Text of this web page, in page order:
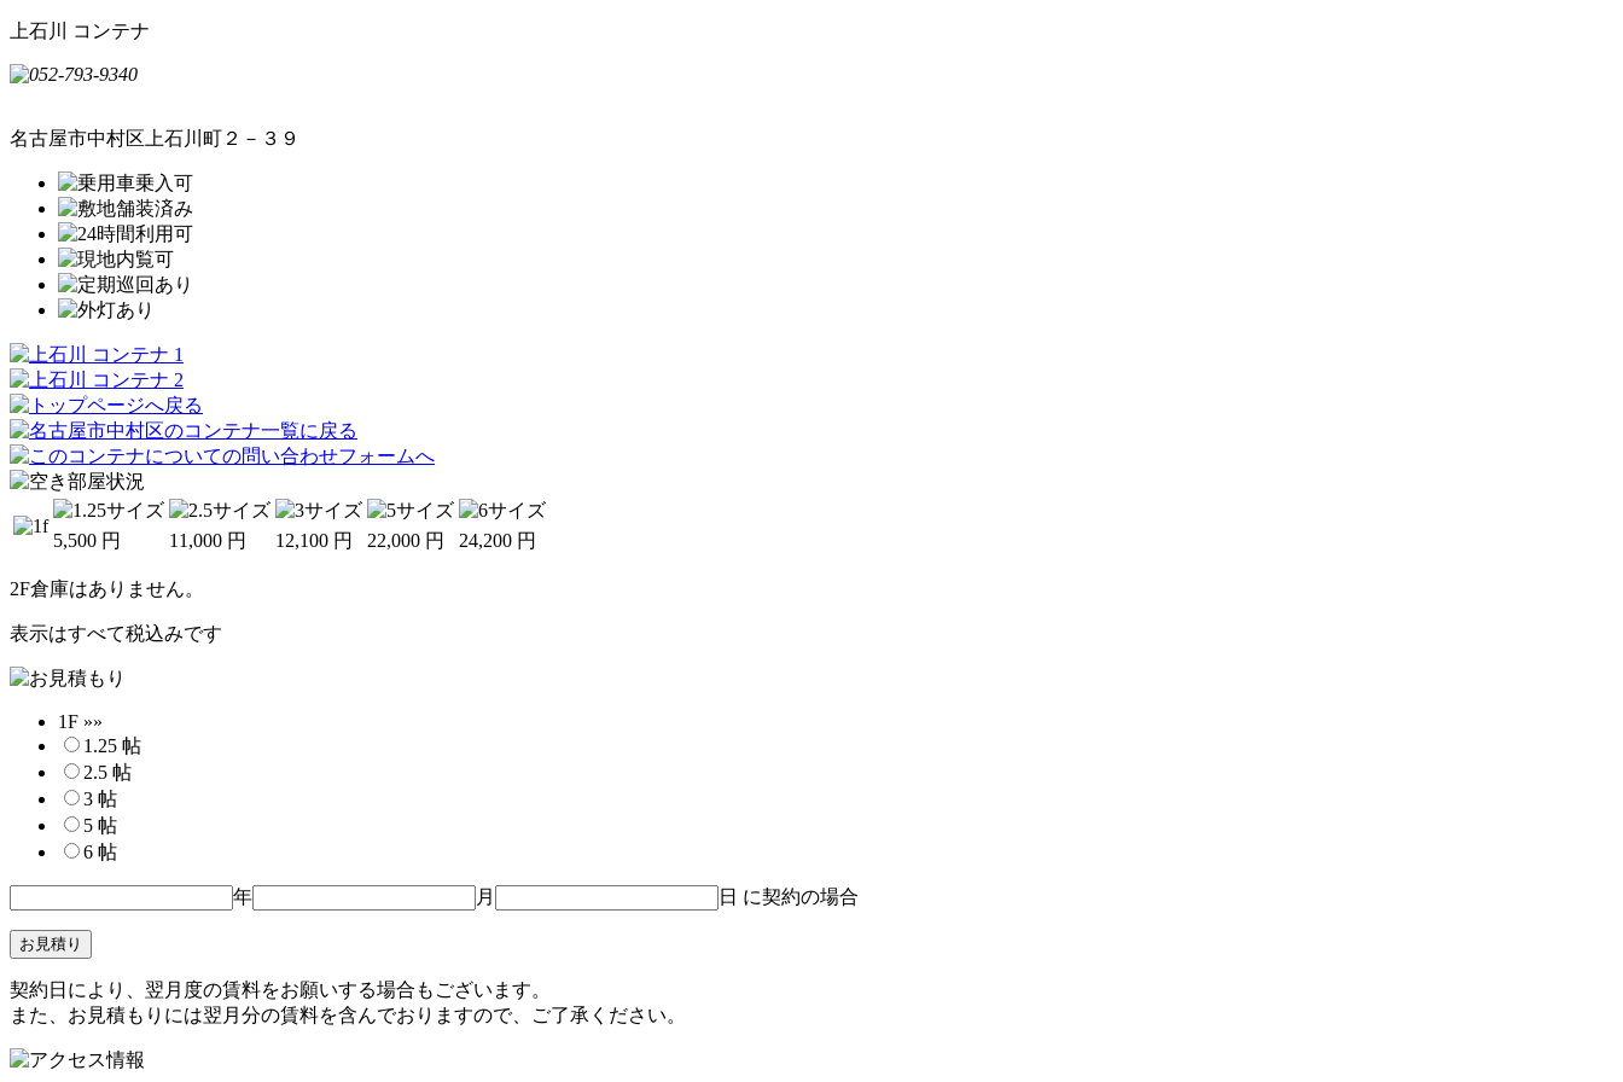
上石川 コンテナ
名古屋市中村区上石川町２－３９
5,500 円 11,000 円 12,100 円 22,000 円 24,200 円
2F倉庫はありません。
表示はすべて税込みです
1F »»
1.25 帖
2.5 帖
3 帖
5 帖
6 帖
年 月 日 に契約の場合
契約日により、翌月度の賃料をお願いする場合もございます。
また、お見積もりには翌月分の賃料を含んでおりますので、ご了承ください。